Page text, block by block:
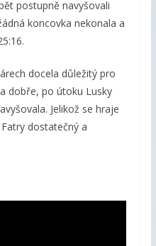
postupně navyšovali
koncovka nekonala a
docela důležitý pro
dobře, po útoku Lusky
Jelikož se hraje
dostatečný a